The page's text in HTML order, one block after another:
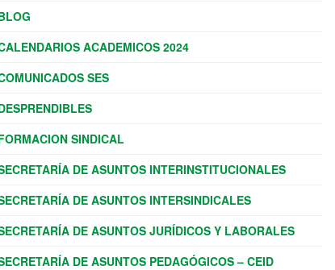
ACADEMICOS 2024
SES
SINDICAL
DE ASUNTOS INTERINSTITUCIONALES
DE ASUNTOS INTERSINDICALES
DE ASUNTOS JURÍDICOS Y LABORALES
DE ASUNTOS PEDAGÓGICOS – CEID